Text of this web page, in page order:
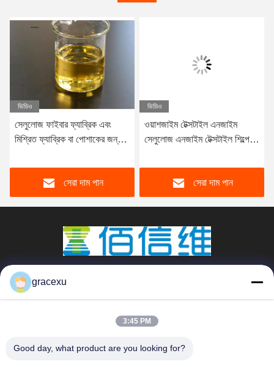
ভিডিও
সেলুলোজ ফাইবার ফ্যাব্রিক এবং
মিশ্রিত ফ্যাব্রিক বা পোশাকের জন্য
ট্রিটমেন্ট
সেরা দাম পান
ভিডিও
ওয়াশজাইম টেক্সটাইল এনজাইম
সেলুলোজ এনজাইম টেক্সটাইল শিল্পে
সেরা দাম পান
86-028-67834796
১# বিল্ডিং ১৮,২৪# জিনলে রোড, চেংদু-আবা ইনটেনসিভ ইন্ডাস্ট্রিয়াল, ডেভেলপমেন্ট
gracexu
3:45 PM
Good day, what product are you looking for?